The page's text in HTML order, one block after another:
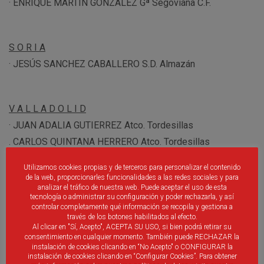
· ENRIQUE MARTÍN GONZALEZ Gª Segoviana C.F.
S O R I A
· JESÚS SANCHEZ CABALLERO S.D. Almazán
V A L L A D O L I D
· JUAN ADALIA GUTIERREZ Atco. Tordesillas
. CARLOS QUINTANA HERRERO Atco. Tordesillas
Z A M O R A
· RAUL ALVAREZ NOGUEIRA Zamora C.F.
. ALVARO COQUE PEREZ Zamora CF
. ALBERTO MATO MARGARIDA G.C.E. Villaralbo C.F.
. VICTOR MANUEL VILARCHAO URTIAGA GCE Villaralbo CF
Utilizamos cookies propias y de terceros para personalizar el contenido
de la web, proporcionarles funcionalidades a las redes sociales y para
analizar el tráfico de nuestra web. Puede aceptar el uso de esta
tecnología o administrar su configuración y poder rechazarla, y así
controlar completamente qué información se recopila y gestiona a
través de los botones habilitados al efecto.
Al clicar en "Sí, Acepto", ACEPTA SU USO, si bien podrá retirar su
consentimiento en cualquier momento. También puede RECHAZAR la
instalación de cookies clicando en “No Acepto" o CONFIGURAR la
instalación de cookies clicando en “Configurar Cookies”. Para obtener